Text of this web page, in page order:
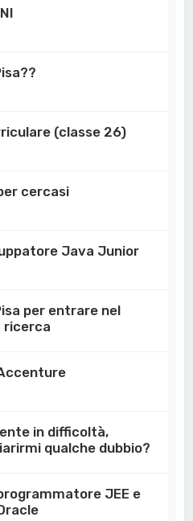
(classe 26)
cercasi
Java Junior
per entrare nel
ricerca
in difficoltà,
qualche dubbio?
JEE e